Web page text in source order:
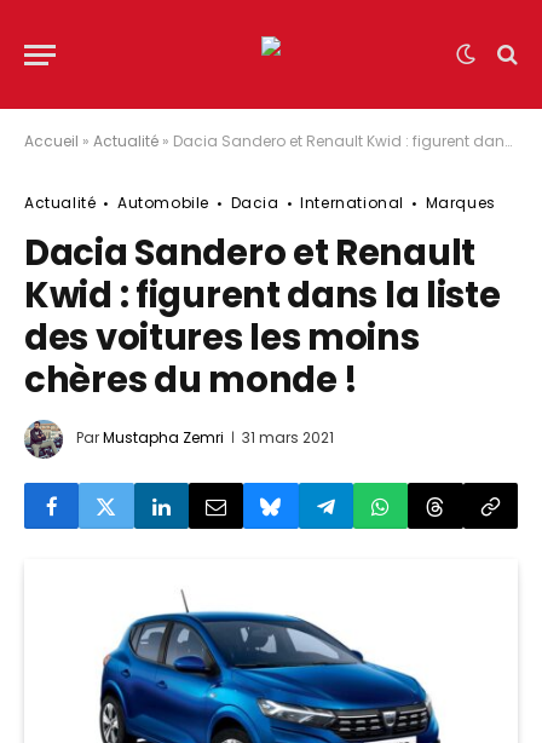
Accueil » Actualité » Dacia Sandero et Renault Kwid : figurent dans la liste des voitures les moins chères du monde !
Actualité Automobile Dacia International Marques
Dacia Sandero et Renault
Kwid : figurent dans la liste
des voitures les moins
chères du monde !
ParMustapha Zemri 31 mars 2021